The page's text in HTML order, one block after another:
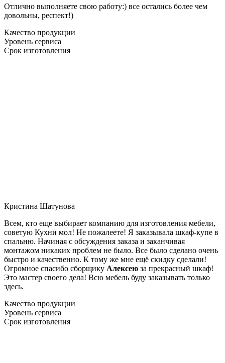
Отлично выполняете свою работу:) все остались более чем
довольны, респект!)
Качество продукции
Уровень сервиса
Срок изготовления
Кристина Шатунова
Всем, кто еще выбирает компанию для изготовления мебели,
советую Кухни мол! Не пожалеете! Я заказывала шкаф-купе в
спальню. Начиная с обсуждения заказа и заканчивая
монтажом никаких проблем не было. Все было сделано очень
быстро и качественно. К тому же мне ещё скидку сделали!
Огромное спасибо сборщику Алексею за прекрасный шкаф!
Это мастер своего дела! Всю мебель буду заказывать только
здесь.
Качество продукции
Уровень сервиса
Срок изготовления